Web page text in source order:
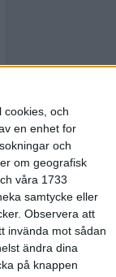
cookies, och
en enhet for
och
om geografisk
våra 1733
samtycke eller
Observera att
invända mot sådan
ändra dina
på knappen